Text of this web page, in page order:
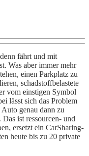
fährt und mit
Was aber immer mehr
einen Parkplatz zu
schadstoffbelastete
vom einstigen Symbol
lässt sich das Problem
genau dann zu
ist ressourcen- und
ersetzt ein CarSharing-
heute bis zu 20 private